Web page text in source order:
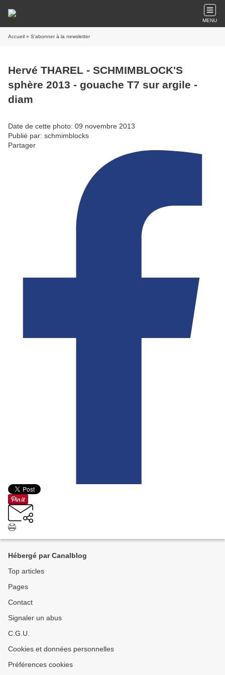
MENU
Accueil » S'abonner à la newsletter
Hervé THAREL - SCHMIMBLOCK'S
sphère 2013 - gouache T7 sur argile -
diam
Date de cette photo: 09 novembre 2013
Publié par: schmimblocks
Partager
Hébergé par Canalblog
Top articles
Pages
Contact
Signaler un abus
C.G.U.
Cookies et données personnelles
Préférences cookies